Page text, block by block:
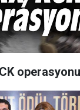
operasyonu